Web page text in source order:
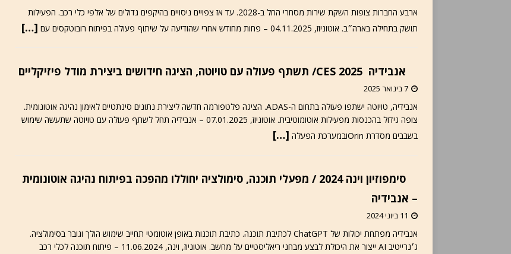
ארבע החברות צופות השקת שירות מסחרי החל ב-2028. עד אז צפויים ניסויים בהיקפים גדולים של אלפי כלי רכב. הפעילות
תושק בתחילה בארה״ב. אוטוניוז, 04.11.2025 – פחות מחודש אחרי שהודיעה על שיתוף פעולה בפיתוח רובוטקסים עם
[…]
אנבידיה CES 2025/ תשתף פעולה עם טויוטה, הציגה חידושים ביצירת מודל פיזיקליים
7 בינואר 2025
אנבידיה, טויוטה ישתפו פעולה בתחום ה-ADAS. הציגה פלטפורמה חדשה ליצירת נתונים סינתטיים לאימון נהיגה אוטונומית.
צופה גידול בהכנסות מפעילות אוטומוטיבית. אוטוניוז, 07.01.2025 – אנבידיה תחל לשתף פעולה עם טויוטה שתעשה שימוש
בשבבים מסדרת Orinובמערכת הפעלה
[…]
סימפוזיון וינה 2024 / מפעלי תוכנה, סימולציה יחוללו מהפכה בפיתוח נהיגה אוטונומית
– אנבידיה
11 ביוני 2024
אנבידיה מפתחת יכולות של ChatGPT לכתיבת תוכנה. כתיבת תוכנות באופן אוטומטי תחייב שימוש הולך וגובר בסימולציה.
ג׳נרייטיב AI ייצור את היכולת לבצע מבחני ריאליסטיים על מחשב. אוטוניוז, וינה, 11.06.2024 – פיתוח תוכנה לכלי רכב